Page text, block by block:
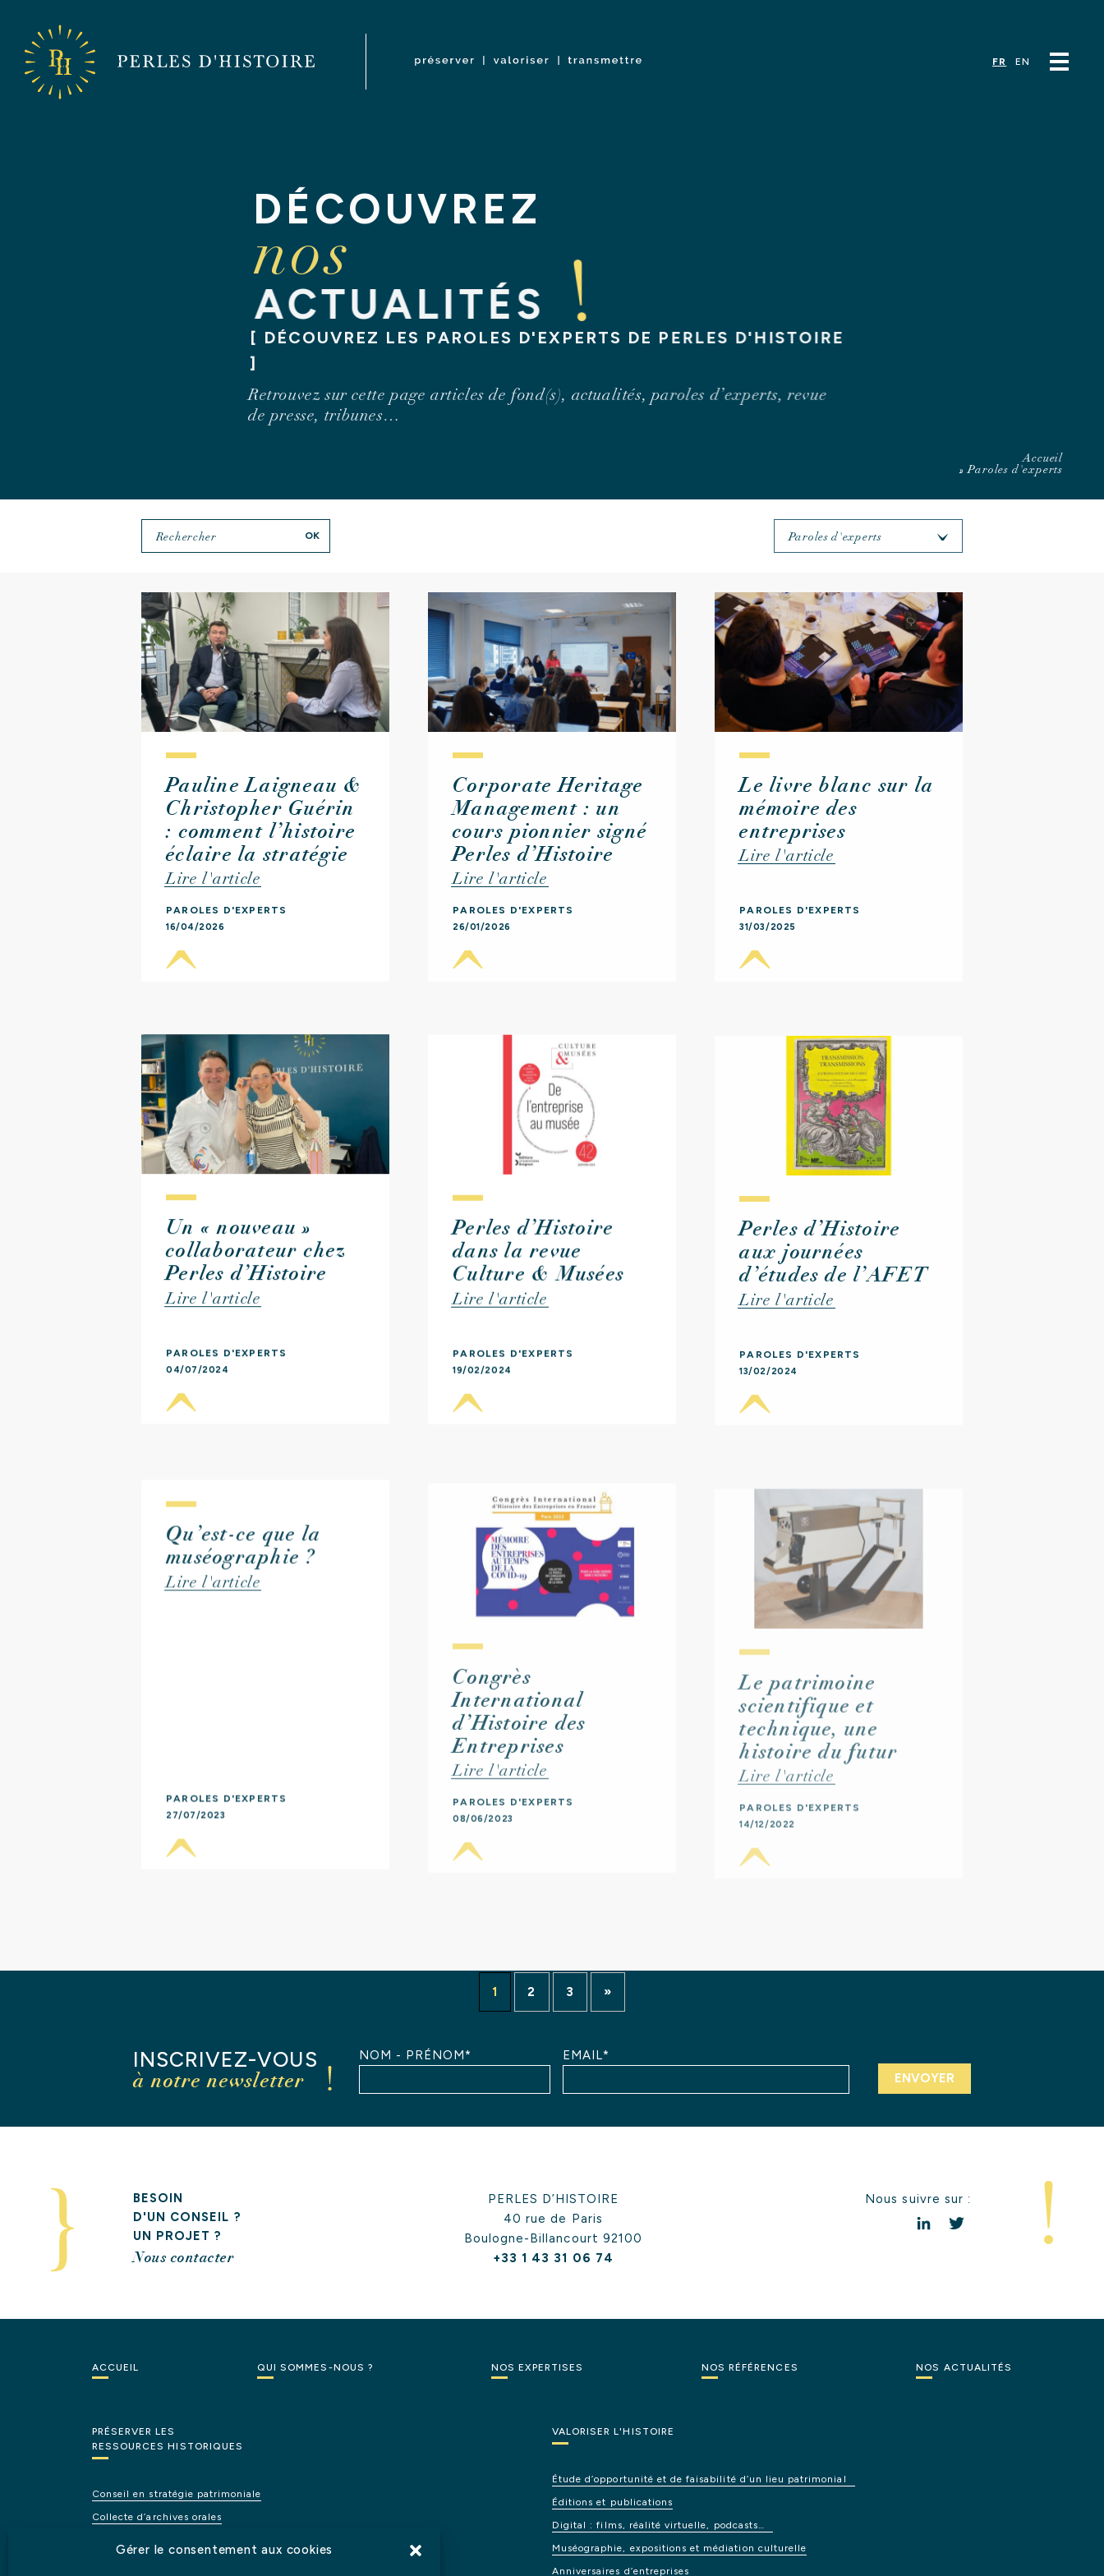
Gérer le consentement aux cookies
ACCUEIL
sommes-nous ?
EXPERTISES
RÉFÉRENCES
CONTACT
FR EN
DÉCOUVREZ
nos
ACTUALITÉS
DÉCOUVREZ LES PAROLES D'EXPERTS DE PERLES D'HISTOIRE
Retrouvez sur cette page articles de fond(s), actualités, paroles d’experts, revue
de presse, tribunes…
Accueil
»Paroles d'experts
Rechercher OK Paroles d'experts
Pauline Laigneau &
Christopher Guérin
: comment l’histoire
éclaire la stratégie
Lire l'article
PAROLES D'EXPERTS
16/04/2026
Corporate Heritage
Management : un
cours pionnier signé
Perles d’Histoire
Lire l'article
PAROLES D'EXPERTS
26/01/2026
Le livre blanc sur la
mémoire des
entreprises
Lire l'article
PAROLES D'EXPERTS
31/03/2025
Un « nouveau »
collaborateur chez
Perles d’Histoire
Lire l'article
PAROLES D'EXPERTS
04/07/2024
Perles d’Histoire
dans la revue
Culture & Musées
Lire l'article
PAROLES D'EXPERTS
19/02/2024
Perles d’Histoire
aux journées
d’études de l’AFET
Lire l'article
PAROLES D'EXPERTS
13/02/2024
Qu’est-ce que la
muséographie ?
Lire l'article
PAROLES D'EXPERTS
27/07/2023
Congrès
International
d’Histoire des
Entreprises
Lire l'article
08/06/2023
Le patrimoine
scientifique et
technique, une
histoire du futur
Lire l'article
14/12/2022
1 2 3 »
INSCRIVEZ-VOUS
à notre newsletter
NOM - PRÉNOM* EMAIL*
BESOIN
D'UN CONSEIL ?
UN PROJET ?
Nous contacter
PERLES D’HISTOIRE
40 rue de Paris
Boulogne-Billancourt 92100
+33 1 43 31 06 74
Nous suivre sur :
ACCUEIL QUI SOMMES-NOUS ? NOS EXPERTISES NOS RÉFÉRENCES NOS ACTUALITÉS
PRÉSERVER LES
RESSOURCES HISTORIQUES
Conseil en stratégie patrimoniale
Collecte d’archives orales
VALORISER L'HISTOIRE
Étude d’opportunité et de faisabilité d’un lieu patrimonial
Éditions et publications
Digital : films, réalité virtuelle, podcasts…
Muséographie, expositions et médiation culturelle
Anniversaires d’entreprises